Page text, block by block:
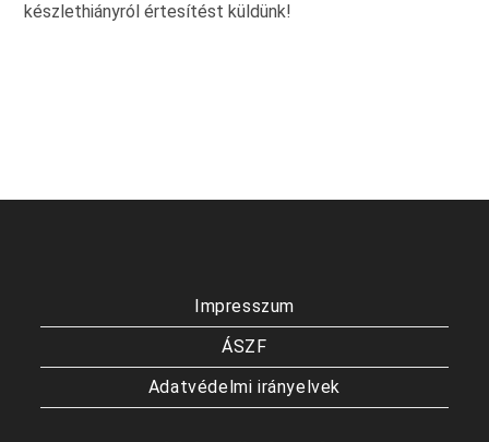
készlethiányról értesítést küldünk!
Impresszum
ÁSZF
Adatvédelmi irányelvek